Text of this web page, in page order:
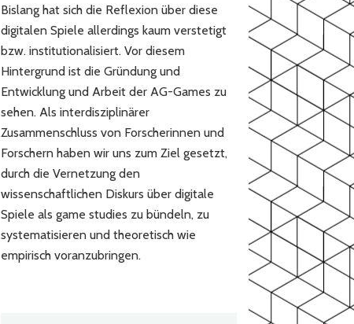
Bislang hat sich die Reflexion über diese
digitalen Spiele allerdings kaum verstetigt
bzw. institutionalisiert. Vor diesem
Hintergrund ist die Gründung und
Entwicklung und Arbeit der AG-Games zu
sehen. Als interdisziplinärer
Zusammenschluss von Forscherinnen und
Forschern haben wir uns zum Ziel gesetzt,
durch die Vernetzung den
wissenschaftlichen Diskurs über digitale
Spiele als game studies zu bündeln, zu
systematisieren und theoretisch wie
empirisch voranzubringen.